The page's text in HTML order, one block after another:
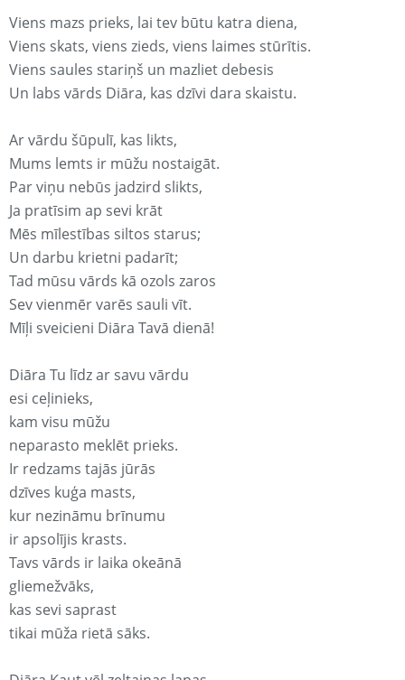
Viens mazs prieks, lai tev būtu katra diena,
Viens skats, viens zieds, viens laimes stūrītis.
Viens saules stariņš un mazliet debesis
Un labs vārds Diāra, kas dzīvi dara skaistu.
Ar vārdu šūpulī, kas likts,
Mums lemts ir mūžu nostaigāt.
Par viņu nebūs jadzird slikts,
Ja pratīsim ap sevi krāt
Mēs mīlestības siltos starus;
Un darbu krietni padarīt;
Tad mūsu vārds kā ozols zaros
Sev vienmēr varēs sauli vīt.
Mīļi sveicieni Diāra Tavā dienā!
Diāra Tu līdz ar savu vārdu
esi ceļinieks,
kam visu mūžu
neparasto meklēt prieks.
Ir redzams tajās jūrās
dzīves kuģa masts,
kur nezināmu brīnumu
ir apsolījis krasts.
Tavs vārds ir laika okeānā
gliemežvāks,
kas sevi saprast
tikai mūža rietā sāks.